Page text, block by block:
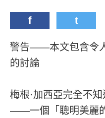
f t
警告——本文包含令
的討論
梅根·加西亞完全不
——一個「聰明美麗